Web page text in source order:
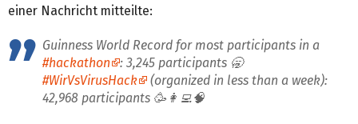
einer Nachricht mitteilte:
Guinness World Record for most participants in a
#hackathon
: 3,245 participants 🥱
#WirVsVirusHack
(organized in less than a week):
42,968 participants 🥳👩‍💻🧠